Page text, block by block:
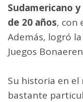
Sudamericano
de 20 años, con
Además, logró
Juegos
Su historia en el
bastante